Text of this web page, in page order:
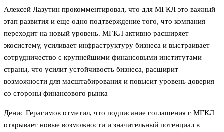
Алексей Лазутин прокомментировал, что для МГКЛ это важный
этап развития и еще одно подтверждение того, что компания
переходит на новый уровень. МГКЛ активно расширяет
экосистему, усиливает инфраструктуру бизнеса и выстраивает
сотрудничество с крупнейшими финансовыми институтами
страны, что усилит устойчивость бизнеса, расширит
возможности для масштабирования и повысит уровень доверия
со стороны финансового рынка
Денис Герасимов отметил, что подписание соглашения с МГКЛ
открывает новые возможности и значительный потенциал в